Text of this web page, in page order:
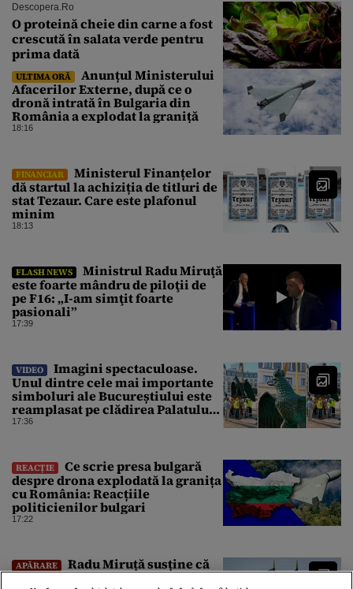
Descopera.ro
O proteină cheie din carne a fost
crescută în salata verde pentru
prima dată
ULTIMA ORĂ
Anunțul Ministerului
Afacerilor Externe, după ce o
dronă intrată în Bulgaria din
România a explodat la graniță
18:16
FINANCIAR
Ministerul Finanțelor
dă startul la achiziția de titluri de
stat Tezaur. Care este plafonul
minim
18:13
FLASH NEWS
Ministrul Radu Miruţă
este foarte mândru de piloţii de
pe F16: „I-am simţit foarte
pasionali”
17:39
VIDEO
Imagini spectaculoase.
Unul dintre cele mai importante
simboluri ale Bucureștiului este
reamplasat pe clădirea Palatului
Universității
17:36
REACȚIE
Ce scrie presa bulgară
despre drona explodată la granița
cu România: Reacțiile
politicienilor bulgari
17:22
APĂRARE
Radu Miruță susține că
Rusia „își va schimba tactica” și